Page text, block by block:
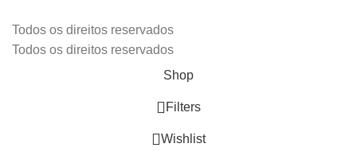
Todos os direitos reservados
Todos os direitos reservados
Shop
Filters
Wishlist